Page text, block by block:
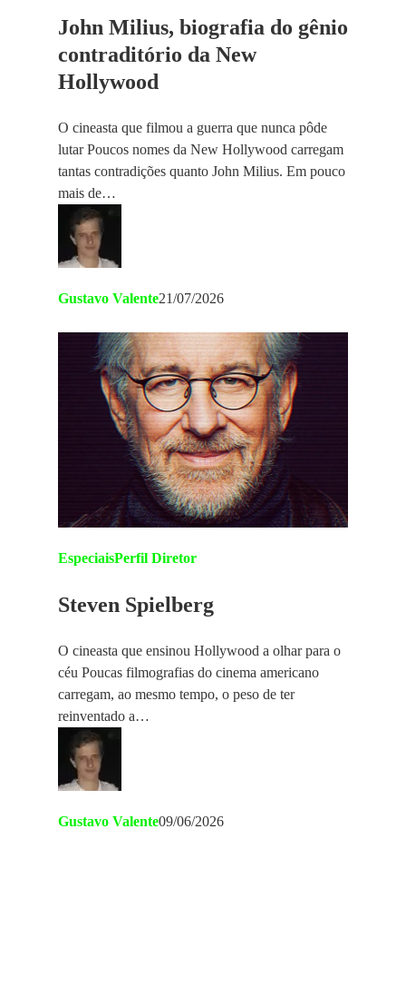
John Milius, biografia do gênio
contraditório da New
Hollywood
O cineasta que filmou a guerra que nunca pôde
lutar Poucos nomes da New Hollywood carregam
tantas contradições quanto John Milius. Em pouco
mais de…
Gustavo Valente21/07/2026
EspeciaisPerfil Diretor
Steven Spielberg
O cineasta que ensinou Hollywood a olhar para o
céu Poucas filmografias do cinema americano
carregam, ao mesmo tempo, o peso de ter
reinventado a…
Gustavo Valente09/06/2026